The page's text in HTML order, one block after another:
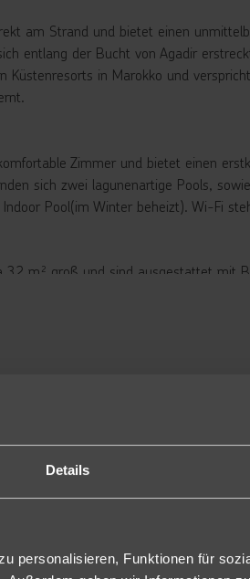
Details
personalisieren, Funktionen für
am Strand und bietet einen
entlang der Bucht von Agadir
Küstenresorts in Marokko und
Zimmer und bietet einen
sich zwei lagunenartige Pools,
Pool(im Winter beheizt). Wi-Fi
m² groß und sind ausgestattet mit
sonst ähnlicher Ausstattung wie die
(DDS) oder Pool- und Meerblick
(DD1/EDD/DM1).
sonst gleicher Ausstattung wie die
Ausstattung wie die
(F2M) buchbar.